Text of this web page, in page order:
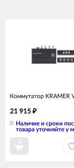
Коммутатор KRAMER
21 915 ₽
Наличие и сроки
товара уточняйте у